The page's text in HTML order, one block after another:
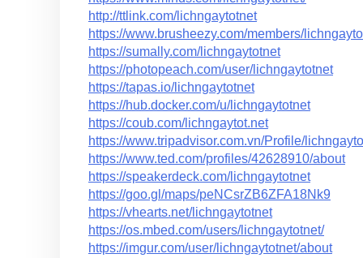
http://ttlink.com/lichngaytotnet
https://www.brusheezy.com/members/
https://sumally.com/lichngaytotnet
https://photopeach.com/user/lichngaytotnet
https://tapas.io/lichngaytotnet
https://hub.docker.com/u/lichngaytotnet
https://coub.com/lichngaytot.net
https://www.tripadvisor.com.vn/Profile/
https://www.ted.com/profiles/42628910/about
https://speakerdeck.com/lichngaytotnet
https://goo.gl/maps/peNCsrZB6ZFA18Nk9
https://vhearts.net/lichngaytotnet
https://os.mbed.com/users/lichngaytotnet/
https://imgur.com/user/lichngaytotnet/about